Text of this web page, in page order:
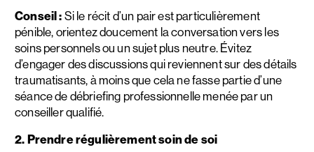
Conseil : Si le récit d’un pair est particulièrement
pénible, orientez doucement la conversation vers les
soins personnels ou un sujet plus neutre. Évitez
d’engager des discussions qui reviennent sur des détails
traumatisants, à moins que cela ne fasse partie d’une
séance de débriefing professionnelle menée par un
conseiller qualifié.
2. Prendre régulièrement soin de soi